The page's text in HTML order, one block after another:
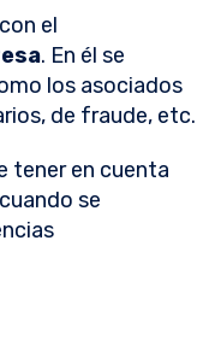
el
. En él se
los asociados
de fraude, etc.
tener en cuenta
se